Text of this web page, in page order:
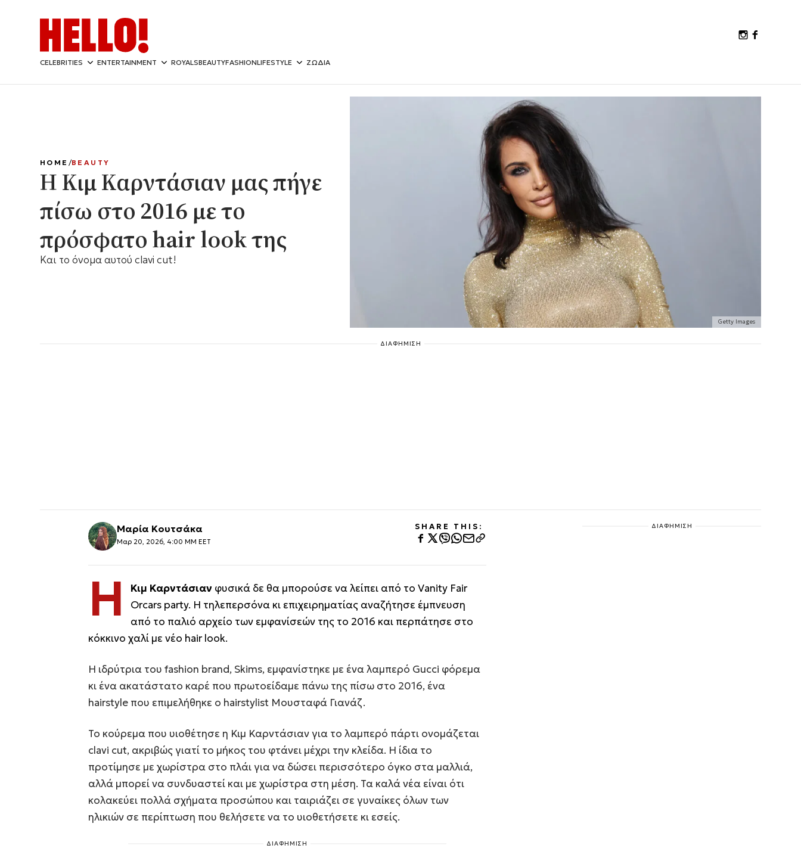
CELEBRITIES ENTERTAINMENT ROYALSBEAUTYFASHIONLIFESTYLE ΖΩΔΙΑ
Getty Images
HOME BEAUTY
Η Κιμ Καρντάσιαν μας πήγε
πίσω στο 2016 με το
πρόσφατο hair look της
Και το όνομα αυτού clavi cut!
ΔΙΑΦΗΜΙΣΗ
Μαρία Κουτσάκα
Μαρ 20, 2026, 4:00 ΜΜ EET
SHARE THIS:
Η Κιμ Καρντάσιανφυσικά δε θα μπορούσε να λείπει από το Vanity Fair
Orcars party. Η τηλεπερσόνα κι επιχειρηματίας αναζήτησε έμπνευση
από το παλιό αρχείο των εμφανίσεών της το 2016 και περπάτησε στο
κόκκινο χαλί με νέο hair look.
Η ιδρύτρια του fashion brand, Skims, εμφανίστηκε με ένα λαμπερό Gucci φόρεμα
κι ένα ακατάστατο καρέ που πρωτοείδαμε πάνω της πίσω στο 2016, ένα
hairstyle που επιμελήθηκε ο hairstylist Μουσταφά Γιανάζ.
Το κούρεμα που υιοθέτησε η Κιμ Καρντάσιαν για το λαμπερό πάρτι ονομάζεται
clavi cut, ακριβώς γιατί το μήκος του φτάνει μέχρι την κλείδα. Η ίδια το
προτίμησε με χωρίστρα στο πλάι για να δώσει περισσότερο όγκο στα μαλλιά,
αλλά μπορεί να συνδυαστεί και με χωρίστρα στη μέση. Τα καλά νέα είναι ότι
κολακεύει πολλά σχήματα προσώπου και ταιριάζει σε γυναίκες όλων των
ηλικιών σε περίπτωση που θελήσετε να το υιοθετήσετε κι εσείς.
ΔΙΑΦΗΜΙΣΗ
ΔΙΑΦΗΜΙΣΗ